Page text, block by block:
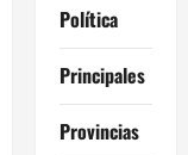
Política
Principales
Provincias